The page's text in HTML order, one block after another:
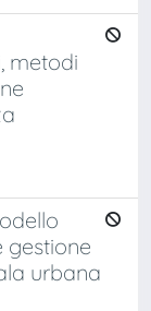
metodi
gestione
urbana